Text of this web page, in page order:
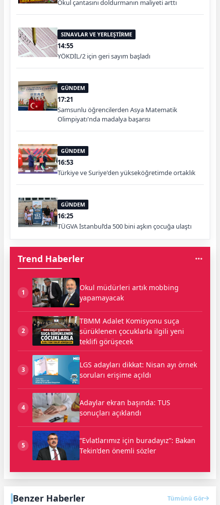
Okul çantasını doldurmanın maliyeti arttı
SINAVLAR VE YERLEŞTİRME
14:55
YÖKDİL/2 için geri sayım başladı
GÜNDEM
17:21
Samsunlu öğrencilerden Asya Matematik
Olimpiyatı'nda madalya başarısı
GÜNDEM
16:53
Türkiye ve Suriye'den yükseköğretimde ortaklık
GÜNDEM
16:25
TÜGVA İstanbul’da 500 bini aşkın çocuğa ulaştı
Trend Haberler
1
Okul müdürleri artık mobbing
yapamayacak
2
TBMM Adalet Komisyonu suça
sürüklenen çocuklarla ilgili yeni
teklifi görüşecek
3
LGS adayları dikkat: Nisan ayı örnek
soruları erişime açıldı
4
Adaylar ekran başında: TUS
sonuçları açıklandı
5
“Evlatlarımız için buradayız”: Bakan
Tekin’den önemli sözler
Benzer Haberler Tümünü Gör